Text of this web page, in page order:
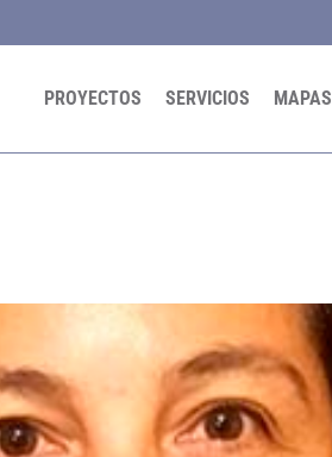
PROYECTOS SERVICIOS MAPAS